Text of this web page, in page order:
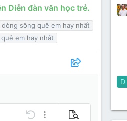
Diễn đàn văn học trẻ.
dòng sông quê em hay nhất
em hay nhất
Undo Thêm tùy chọn…
Xem trước
D